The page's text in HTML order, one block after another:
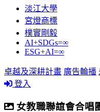
淡江大學
宮燈商標
樸實剛毅
AI+SDGs=∞
ESG+AI=∞
卓越及深耕計畫 廣告輪播
登入
女教職聯誼會合唱